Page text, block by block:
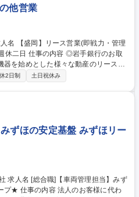
他営業
銀行のお取
器を始めとした様々な動産のリース営
立てる事だけを目的にするのではな
社後は、リース営業のプロフェッシ
わっていただくのはもちろんのこ
訪問営業にも注力いただき、岩手銀行
サポートにも取組んでいただきま
即戦
/完全週休二日
2日制 土日祝休み
ずほの安定基盤 みずほリー
ず
に代わ